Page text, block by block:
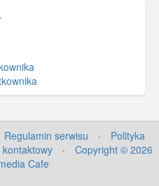
Regulamin serwisu ·
Polityka
·
Copyright © 2026
Cafe